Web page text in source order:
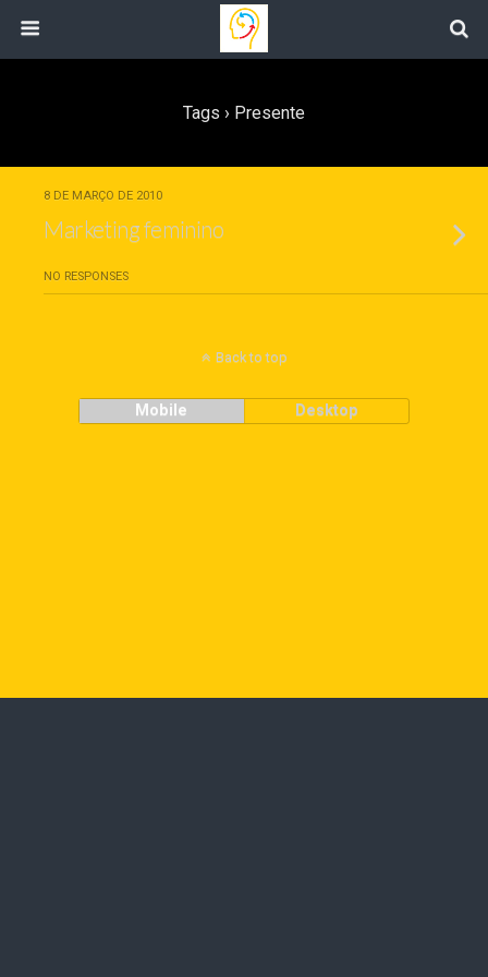
Tags › Presente
8 DE MARÇO DE 2010
Marketing feminino
NO RESPONSES
Back to top
Mobile Desktop